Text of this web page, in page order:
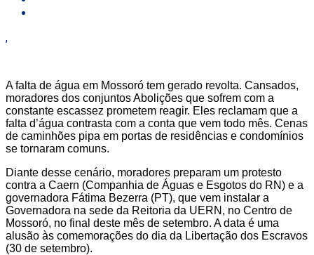
,
A falta de água em Mossoró tem gerado revolta. Cansados,
moradores dos conjuntos Abolições que sofrem com a
constante escassez prometem reagir. Eles reclamam que a
falta d’água contrasta com a conta que vem todo mês. Cenas
de caminhões pipa em portas de residências e condomínios
se tornaram comuns.
Diante desse cenário, moradores preparam um protesto
contra a Caern (Companhia de Águas e Esgotos do RN) e a
governadora Fátima Bezerra (PT), que vem instalar a
Governadora na sede da Reitoria da UERN, no Centro de
Mossoró, no final deste mês de setembro. A data é uma
alusão às comemorações do dia da Libertação dos Escravos
(30 de setembro).